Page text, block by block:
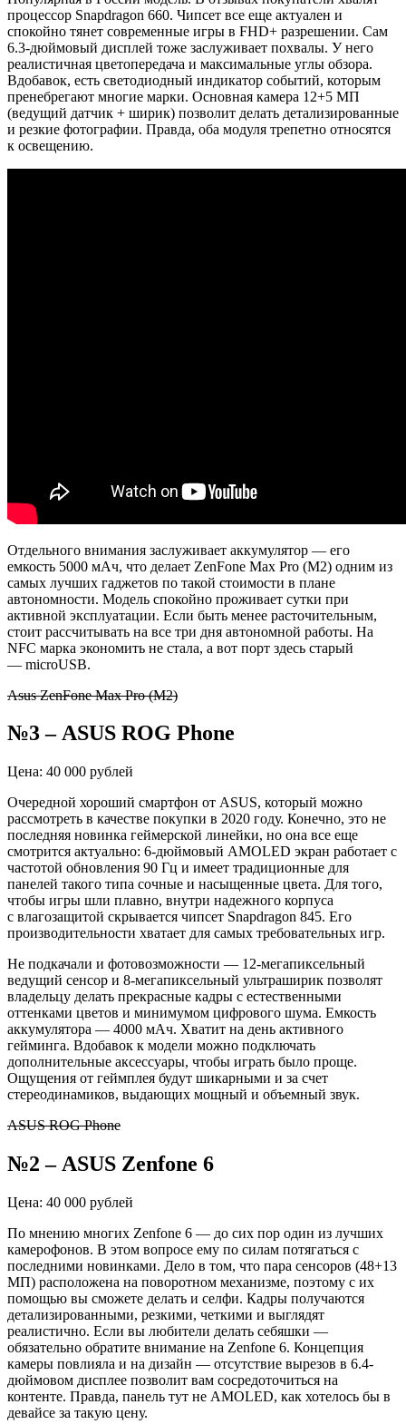
процессор Snapdragon 660. Чипсет все еще актуален и
спокойно тянет современные игры в FHD+ разрешении. Сам
6.3-дюймовый дисплей тоже заслуживает похвалы. У него
реалистичная цветопередача и максимальные углы обзора.
Вдобавок, есть светодиодный индикатор событий, которым
пренебрегают многие марки. Основная камера 12+5 МП
(ведущий датчик + ширик) позволит делать детализированные
и резкие фотографии. Правда, оба модуля трепетно относятся
к освещению.
Отдельного внимания заслуживает аккумулятор — его
емкость 5000 мАч, что делает ZenFone Max Pro (M2) одним из
самых лучших гаджетов по такой стоимости в плане
автономности. Модель спокойно проживает сутки при
активной эксплуатации. Если быть менее расточительным,
стоит рассчитывать на все три дня автономной работы. На
NFC марка экономить не стала, а вот порт здесь старый
— microUSB.
Asus ZenFone Max Pro (M2)
№3–ASUS ROG Phone
Цена: 40 000 рублей
Очередной хороший смартфон от ASUS, который можно
рассмотреть в качестве покупки в 2020 году. Конечно, это не
последняя новинка геймерской линейки, но она все еще
смотрится актуально: 6-дюймовый AMOLED экран работает с
частотой обновления 90 Гц и имеет традиционные для
панелей такого типа сочные и насыщенные цвета. Для того,
чтобы игры шли плавно, внутри надежного корпуса
с влагозащитой скрывается чипсет Snapdragon 845. Его
производительности хватает для самых требовательных игр.
Не подкачали и фотовозможности — 12-мегапиксельный
ведущий сенсор и 8-мегапиксельный ультраширик позволят
владельцу делать прекрасные кадры с естественными
оттенками цветов и минимумом цифрового шума. Емкость
аккумулятора — 4000 мАч. Хватит на день активного
гейминга. Вдобавок к модели можно подключать
дополнительные аксессуары, чтобы играть было проще.
Ощущения от геймплея будут шикарными и за счет
стереодинамиков, выдающих мощный и объемный звук.
ASUS ROG Phone
№2–ASUS Zenfone 6
Цена: 40 000 рублей
По мнению многих Zenfone 6 — до сих пор один из лучших
камерофонов. В этом вопросе ему по силам потягаться с
последними новинками. Дело в том, что пара сенсоров (48+13
МП) расположена на поворотном механизме, поэтому с их
помощью вы сможете делать и селфи. Кадры получаются
детализированными, резкими, четкими и выглядят
реалистично. Если вы любители делать себяшки —
обязательно обратите внимание на Zenfone 6. Концепция
камеры повлияла и на дизайн — отсутствие вырезов в 6.4-
дюймовом дисплее позволит вам сосредоточиться на
контенте. Правда, панель тут не AMOLED, как хотелось бы в
девайсе за такую цену.